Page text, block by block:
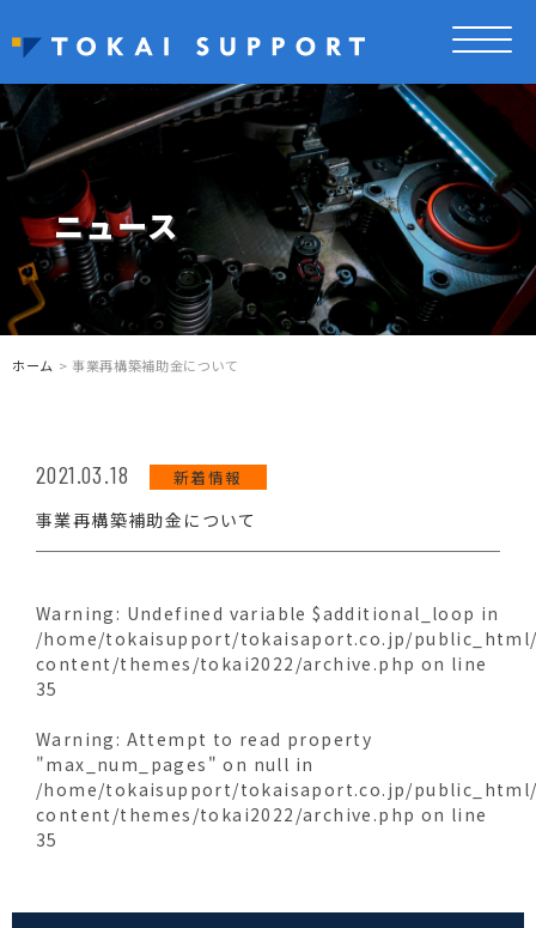
ニュース
ホーム > 事業再構築補助金について
2021.03.18 新着情報
事業再構築補助金について
Warning : Undefined variable $additional_loop in
/home/tokaisupport/tokaisaport.co.jp/
content/themes/tokai2022/archive.php on line
35
Warning : Attempt to read property
"max_num_pages" on null in
/home/tokaisupport/tokaisaport.co.jp/
content/themes/tokai2022/archive.php on line
35